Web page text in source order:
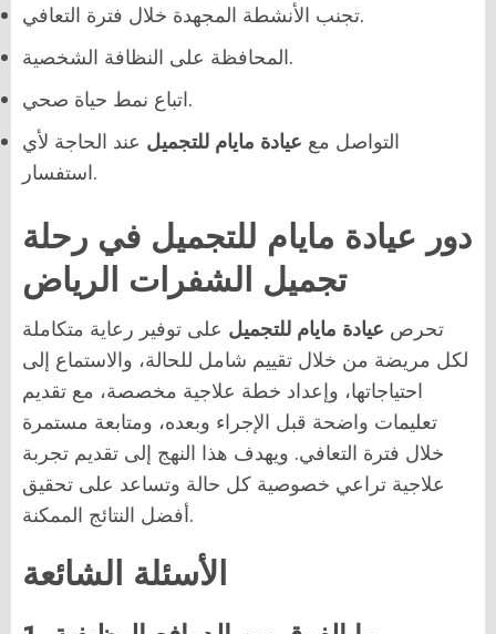
تجنب الأنشطة المجهدة خلال فترة التعافي.
المحافظة على النظافة الشخصية.
اتباع نمط حياة صحي.
التواصل مع عيادة مايام للتجميل عند الحاجة لأي
استفسار.
دور عيادة مايام للتجميل في رحلة
تجميل الشفرات الرياض
تحرص عيادة مايام للتجميل على توفير رعاية متكاملة
لكل مريضة من خلال تقييم شامل للحالة، والاستماع إلى
احتياجاتها، وإعداد خطة علاجية مخصصة، مع تقديم
تعليمات واضحة قبل الإجراء وبعده، ومتابعة مستمرة
خلال فترة التعافي. ويهدف هذا النهج إلى تقديم تجربة
علاجية تراعي خصوصية كل حالة وتساعد على تحقيق
أفضل النتائج الممكنة.
الأسئلة الشائعة